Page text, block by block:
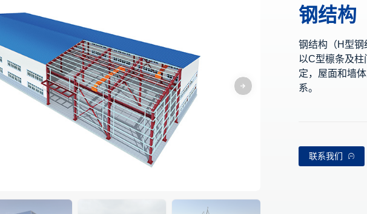
钢结构
钢结构（H型钢
以C型檩条及
定，屋面和墙
系。
联系我们